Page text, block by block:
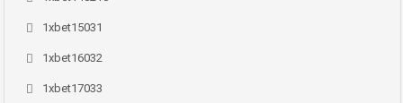
1xbet15031
1xbet16032
1xbet17033